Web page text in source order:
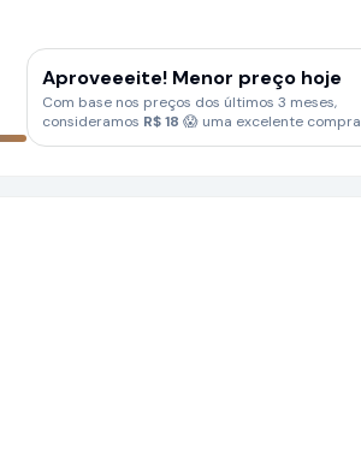
Aproveeeite! Menor preço hoje
Com base nos preços dos últimos 3 meses,
consideramos R$18 😱 uma excelente